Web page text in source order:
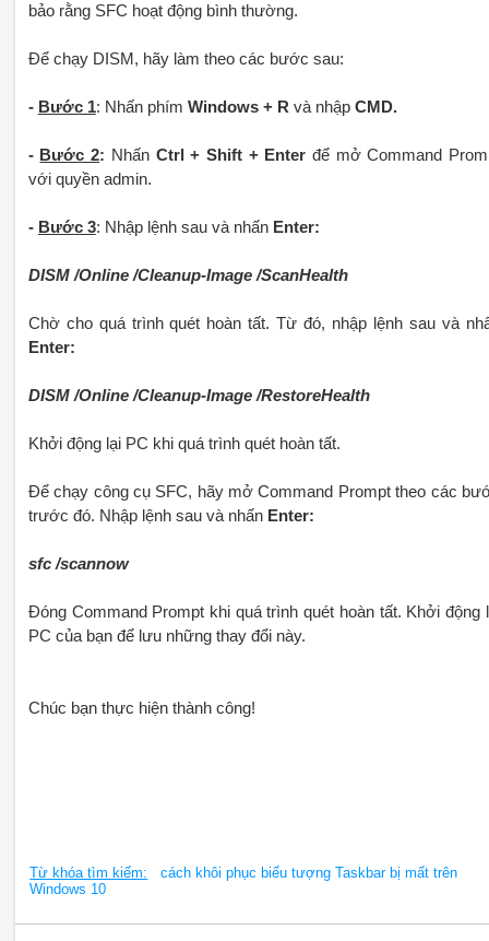
bảo rằng SFC hoạt động bình thường.
Để chạy DISM, hãy làm theo các bước sau:
- Bước 1: Nhấn phím Windows + R và nhập CMD.
- Bước 2: Nhấn Ctrl + Shift + Enter để mở Command
với quyền admin.
- Bước 3: Nhập lệnh sau và nhấn Enter:
DISM /Online /Cleanup-Image /ScanHealth
Chờ cho quá trình quét hoàn tất. Từ đó, nhập lệnh sau và
Enter:
DISM /Online /Cleanup-Image /RestoreHealth
Khởi động lại PC khi quá trình quét hoàn tất.
Để chạy công cụ SFC, hãy mở Command Prompt theo các
trước đó. Nhập lệnh sau và nhấn Enter:
sfc /scannow
Đóng Command Prompt khi quá trình quét hoàn tất. Khởi động
PC của bạn để lưu những thay đổi này.
Chúc bạn thực hiện thành công!
Từ khóa tìm kiếm: cách khôi phục biểu tượng Taskbar bị mất trên
Windows 10